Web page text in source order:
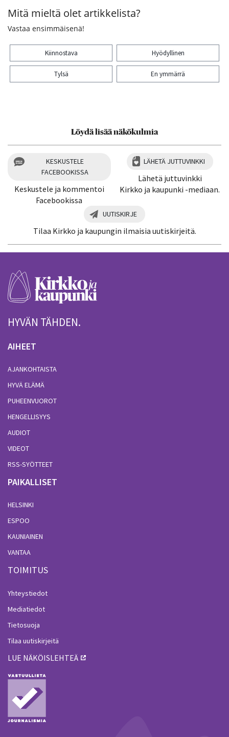
Mitä mieltä olet artikkelista?
Vastaa ensimmäisenä!
Kiinnostava Hyödyllinen
Tylsä En ymmärrä
Löydä lisää näkökulmia
KESKUSTELE
FACEBOOKISSA
Keskustele ja kommentoi
Facebookissa
LÄHETÄ JUTTUVINKKI
Lähetä juttuvinkki
Kirkko ja kaupunki -mediaan.
UUTISKIRJE
Tilaa Kirkko ja kaupungin ilmaisia uutiskirjeitä.
HYVÄN TÄHDEN.
AIHEET
AJANKOHTAISTA
HYVÄ ELÄMÄ
PUHEENVUOROT
HENGELLISYYS
AUDIOT
VIDEOT
RSS-SYÖTTEET
PAIKALLISET
HELSINKI
ESPOO
KAUNIAINEN
VANTAA
TOIMITUS
Yhteystiedot
Mediatiedot
Tietosuoja
Tilaa uutiskirjeitä
LUE NÄKÖISLEHTEÄ